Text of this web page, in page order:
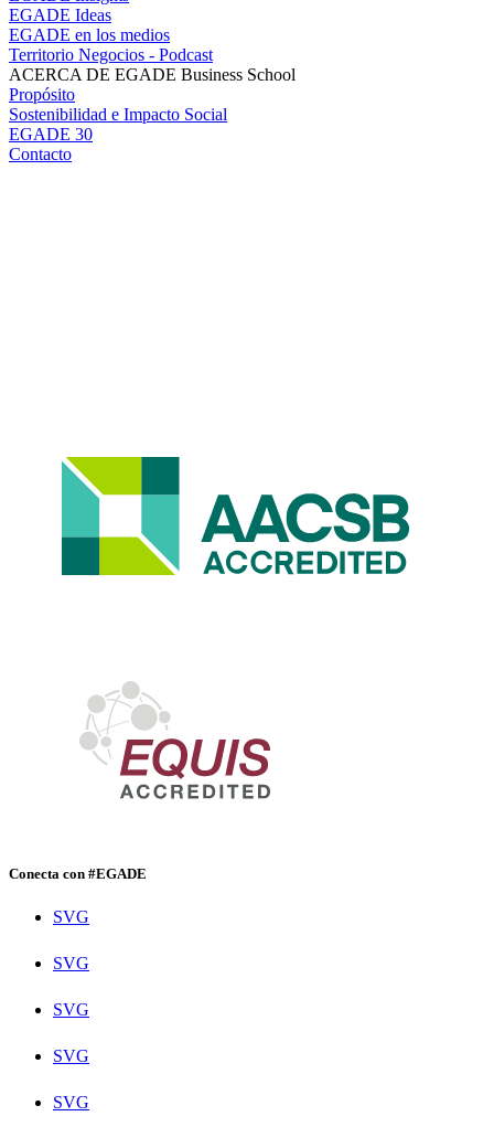
EGADE Ideas
EGADE en los medios
Territorio Negocios - Podcast
ACERCA DE EGADE Business School
Propósito
Sostenibilidad e Impacto Social
EGADE 30
Contacto
Conecta con #EGADE
SVG
SVG
SVG
SVG
SVG